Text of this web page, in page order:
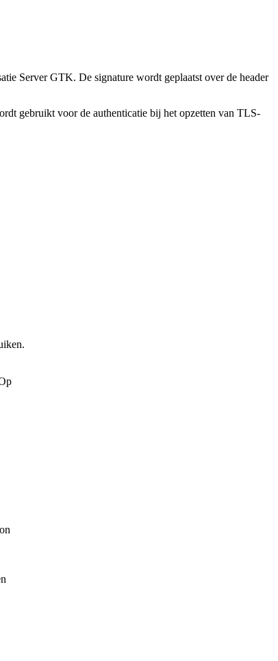
Server GTK. De signature wordt geplaatst over de header
gebruikt voor de authenticatie bij het opzetten van TLS-